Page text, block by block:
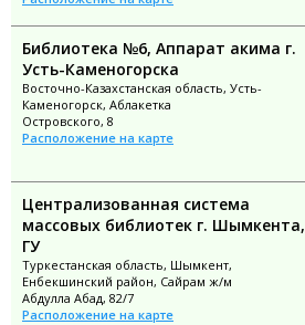
Библиотека №6, Аппарат акима г.
Усть-Каменогорска
Восточно-Казахстанская область, Усть-
Каменогорск, Аблакетка
Островского, 8
Расположение на карте
Централизованная система
массовых библиотек г. Шымкента,
ГУ
Туркестанская область, Шымкент,
Енбекшинский район, Сайрам ж/м
Абдулла Абад, 82/7
Расположение на карте